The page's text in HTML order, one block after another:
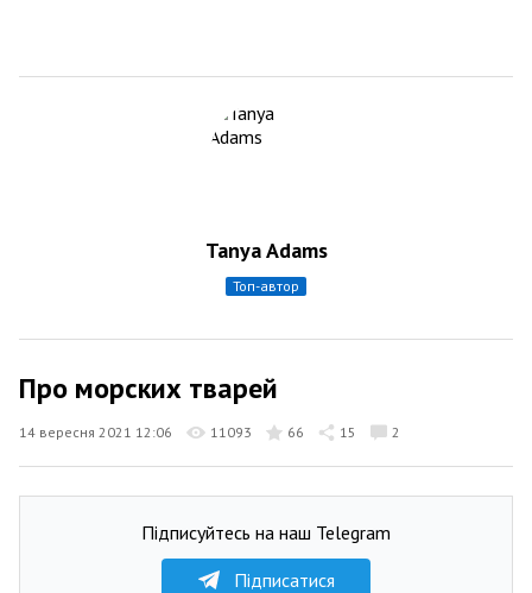
Tanya Adams
топ-автор
Про морских тварей
14 вересня 2021 12:06 11093 66 15 2
Підписуйтесь на наш Telegram
Підписатися